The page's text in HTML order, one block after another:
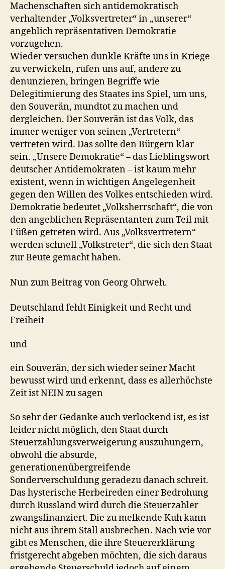
Machenschaften sich antidemokratisch
verhaltender „Volksvertreter“ in „unserer“
angeblich repräsentativen Demokratie
vorzugehen.
Wieder versuchen dunkle Kräfte uns in Kriege
zu verwickeln, rufen uns auf, andere zu
denunzieren, bringen Begriffe wie
Delegitimierung des Staates ins Spiel, um uns,
den Souverän, mundtot zu machen und
dergleichen. Der Souverän ist das Volk, das
immer weniger von seinen „Vertretern“
vertreten wird. Das sollte den Bürgern klar
sein. „Unsere Demokratie“ – das Lieblingswort
deutscher Antidemokraten – ist kaum mehr
existent, wenn in wichtigen Angelegenheit
gegen den Willen des Volkes entschieden wird.
Demokratie bedeutet „Volksherrschaft“, die von
den angeblichen Repräsentanten zum Teil mit
Füßen getreten wird. Aus „Volksvertretern“
werden schnell „Volkstreter“, die sich den Staat
zur Beute gemacht haben.
Nun zum Beitrag von Georg Ohrweh.
Deutschland fehlt Einigkeit und Recht und
Freiheit
und
ein Souverän, der sich wieder seiner Macht
bewusst wird und erkennt, dass es allerhöchste
Zeit ist NEIN zu sagen
So sehr der Gedanke auch verlockend ist, es ist
leider nicht möglich, den Staat durch
Steuerzahlungsverweigerung auszuhungern,
obwohl die absurde,
generationenübergreifende
Sonderverschuldung geradezu danach schreit.
Das hysterische Herbeireden einer Bedrohung
durch Russland wird durch die Steuerzahler
zwangsfinanziert. Die zu melkende Kuh kann
nicht aus ihrem Stall ausbrechen. Nach wie vor
gibt es Menschen, die ihre Steuererklärung
fristgerecht abgeben möchten, die sich daraus